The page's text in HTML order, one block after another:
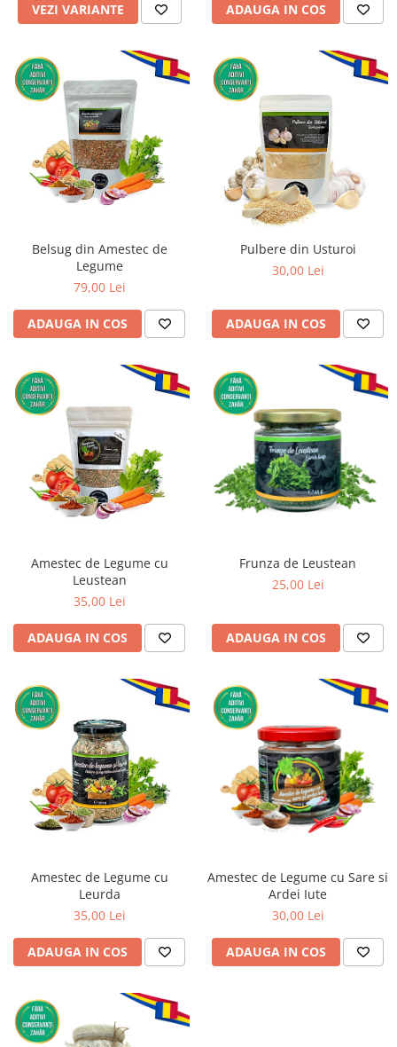
VEZI VARIANTE ADAUGA IN COS
Belsug din Amestec de
Legume
79,00 Lei
ADAUGA IN COS
Pulbere din Usturoi
30,00 Lei
ADAUGA IN COS
Amestec de Legume cu
Leustean
35,00 Lei
ADAUGA IN COS
Frunza de Leustean
25,00 Lei
ADAUGA IN COS
Amestec de Legume cu
Leurda
35,00 Lei
ADAUGA IN COS
Amestec de Legume cu Sare si
Ardei Iute
30,00 Lei
ADAUGA IN COS